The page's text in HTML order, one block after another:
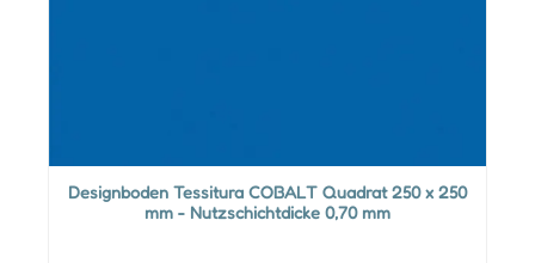
Designboden Tessitura COBALT Quadrat 250 x 250
mm - Nutzschichtdicke 0,70 mm